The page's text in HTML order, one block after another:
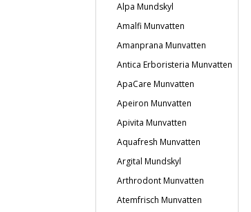
Alpa Mundskyl
Amalfi Munvatten
Amanprana Munvatten
Antica Erboristeria Munvatten
ApaCare Munvatten
Apeiron Munvatten
Apivita Munvatten
Aquafresh Munvatten
Argital Mundskyl
Arthrodont Munvatten
Atemfrisch Munvatten